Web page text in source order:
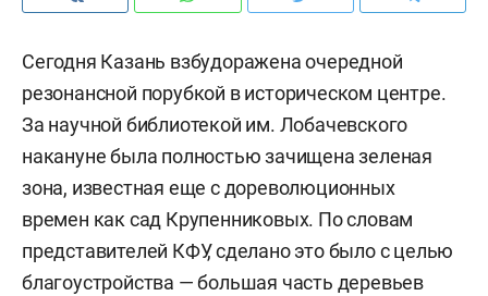
Сегодня Казань взбудоражена очередной
резонансной порубкой в историческом центре.
За научной библиотекой им. Лобачевского
накануне была полностью зачищена зеленая
зона, известная еще с дореволюционных
времен как сад Крупенниковых. По словам
представителей КФУ, сделано это было с целью
благоустройства — большая часть деревьев